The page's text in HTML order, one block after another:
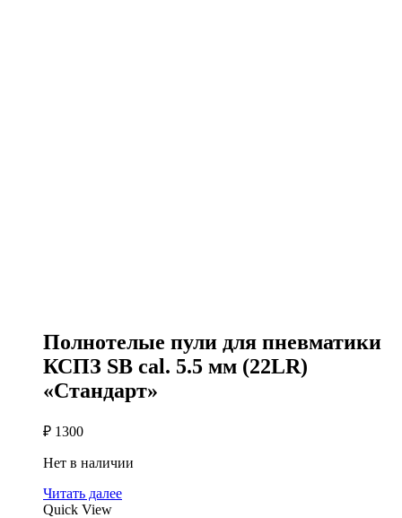
Полнотелые пули для пневматики
КСПЗ SB cal. 5.5 мм (22LR)
«Стандарт»
₽ 1300
Нет в наличии
Читать далее
Quick View